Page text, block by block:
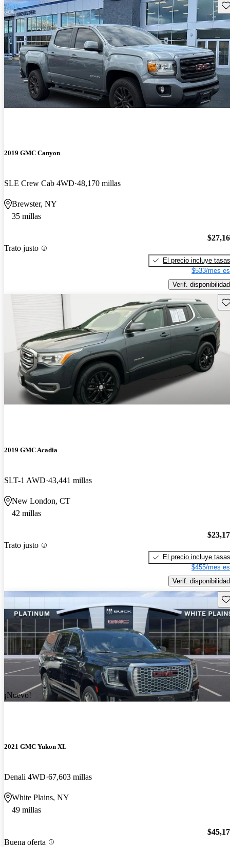
2019 GMC Canyon
SLE Crew Cab 4WD 48,170 millas
Brewster, NY
35 millas
Trato justo
El precio incluye tasas
$533/mes
Verif. disponibilidad
2019 GMC Acadia
SLT-1 AWD 43,441 millas
New London, CT
42 millas
Trato justo
El precio incluye tasas
$455/mes
Verif. disponibilidad
¡Nuevo!
2021 GMC Yukon XL
Denali 4WD 67,603 millas
White Plains, NY
49 millas
Buena oferta